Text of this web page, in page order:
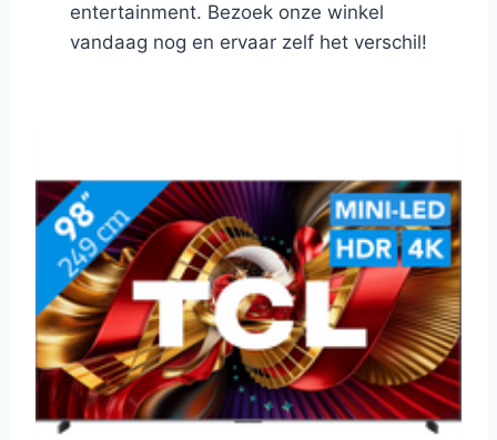
entertainment. Bezoek onze winkel
vandaag nog en ervaar zelf het verschil!